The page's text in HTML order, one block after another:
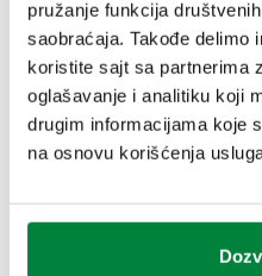
pružanje funkcija
saobraćaja. Takođe delimo
koristite sajt sa partnerima
oglašavanje i analitiku koji
drugim informacijama koje
na osnovu korišćenja
CRTEŽI I